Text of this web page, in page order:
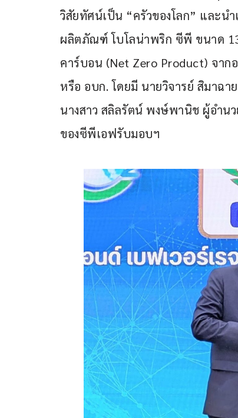
วิสัยทัศน์เป็น “ครัวของโลก” และน
ผลิตภัณฑ์ โบโลน่าพริก ซีพี ขนาด
คาร์บอน (Net Zero Product) จาก
หรือ อบก. โดยมี นายวิจารย์ สิมาฉา
นางสาว สลิลรัตน์ พงษ์พานิช ผู้อำน
ของซีพีเอฟรับมอบฯ